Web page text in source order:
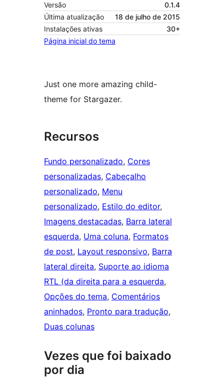
Versão
0.1.4
Última atualização
18 de julho de 2015
Instalações ativas
30+
Página inicial do tema
Just one more amazing child-
theme for Stargazer.
Recursos
Fundo personalizado, Cores
personalizadas, Cabeçalho
personalizado, Menu
personalizado, Estilo do editor
Imagens destacadas, Barra lateral
esquerda, Uma coluna, Formatos
de post, Layout responsivo, Barra
lateral direita, Suporte ao idioma
RTL (da direita para a esquerda
Opções do tema, Comentários
aninhados, Pronto para tradução
Duas colunas
Vezes que foi baixado
por dia